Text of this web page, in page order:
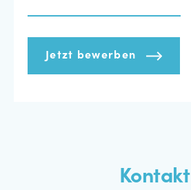
Jetzt bewerben
Kontakt